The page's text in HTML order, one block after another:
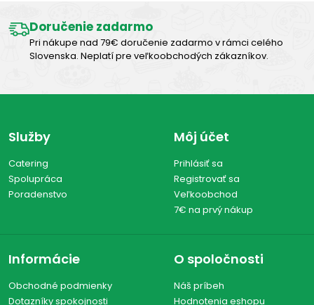
Doručenie zadarmo
Pri nákupe nad 79€ doručenie zadarmo v rámci celého
Slovenska. Neplatí pre veľkoobchodých zákazníkov.
Služby
Catering
Spolupráca
Poradenstvo
Môj účet
Prihlásiť sa
Registrovať sa
Veľkoobchod
7€ na prvý nákup
Informácie
Obchodné podmienky
Dotazníky spokojnosti
O spoločnosti
Náš príbeh
Hodnotenia eshopu